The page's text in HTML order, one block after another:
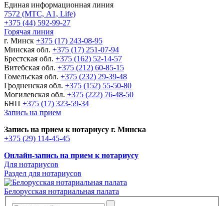
Единая информационная линия
7572 (МТС, A1, Life)
+375 (44) 592-99-27
Горячая линия
г. Минск +375 (17) 243-08-95
Минская обл. +375 (17) 251-07-94
Брестская обл. +375 (162) 52-14-57
Витебская обл. +375 (212) 60-85-15
Гомельская обл. +375 (232) 29-39-48
Гродненская обл. +375 (152) 55-50-80
Могилевская обл. +375 (222) 76-48-50
БНП +375 (17) 323-59-34
Запись на прием
Запись на прием к нотариусу г. Минска
+375 (29) 114-45-45
Онлайн-запись на прием к нотариусу
Для нотариусов
Раздел для нотариусов
Белорусская нотариальная палата